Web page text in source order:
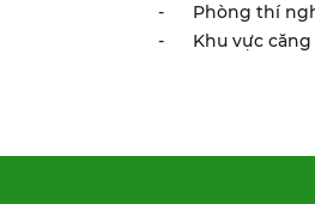
- Phòng thí
- Khu vực căng